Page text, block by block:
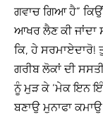
ਗਵਾਚ ਗਿਆ ਹੈ”
ਆਖਰ ਲੈਣ ਕੀ ਜਾਂਦਾ
ਕਿ, ਹੇ
ਗਰੀਬ ਲੋਕਾਂ ਦੀ
ਨੂੰ ਮੁੜ ਕੇ ‘ਮੇਕ ਇਨ
ਬਣਾਉ ਮੁਨਾਫਾ